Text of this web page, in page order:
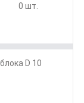
0 шт.
D 10